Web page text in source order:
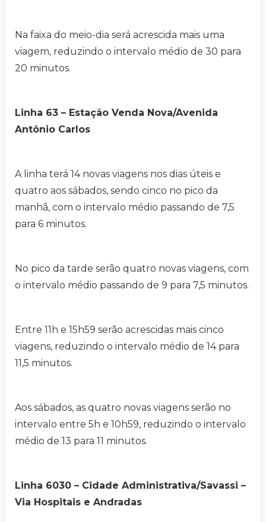
Na faixa do meio-dia será acrescida mais uma
viagem, reduzindo o intervalo médio de 30 para
20 minutos.
Linha 63 – Estação Venda Nova/Avenida
Antônio Carlos
A linha terá 14 novas viagens nos dias úteis e
quatro aos sábados, sendo cinco no pico da
manhã, com o intervalo médio passando de 7,5
para 6 minutos.
No pico da tarde serão quatro novas viagens, com
o intervalo médio passando de 9 para 7,5 minutos.
Entre 11h e 15h59 serão acrescidas mais cinco
viagens, reduzindo o intervalo médio de 14 para
11,5 minutos.
Aos sábados, as quatro novas viagens serão no
intervalo entre 5h e 10h59, reduzindo o intervalo
médio de 13 para 11 minutos.
Linha 6030 – Cidade Administrativa/Savassi –
Via Hospitais e Andradas